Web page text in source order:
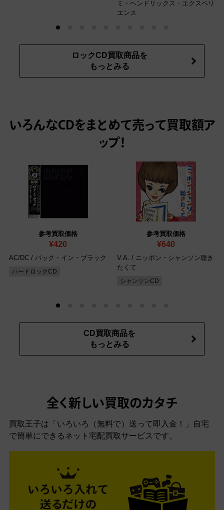
ミ・ヘンドリックス・エクスペリ
エンス
ロックCD買取商品を
もっとみる
いろんなCDをまとめて売って買取額ア
ップ！
参考買取価格
¥420
AC/DC / バック・イン・ブラック
ハードロックCD
参考買取価格
¥640
V.A. / ニッポン・シャンソン聴き
たくて
シャンソンCD
CD買取商品を
もっとみる
全く新しい買取のカタチ
買取王子は「いろいろ（無料で）送って即入金！」自宅
で簡単にできるネット宅配買取サービスです。